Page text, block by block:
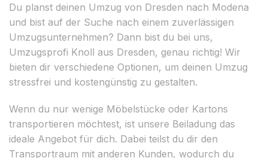
Du planst deinen Umzug von Dresden nach Modena
und bist auf der Suche nach einem zuverlässigen
Umzugsunternehmen? Dann bist du bei uns,
Umzugsprofi Knoll aus Dresden, genau richtig! Wir
bieten dir verschiedene Optionen, um deinen Umzug
stressfrei und kostengünstig zu gestalten.
Wenn du nur wenige Möbelstücke oder Kartons
transportieren möchtest, ist unsere Beiladung das
ideale Angebot für dich. Dabei teilst du dir den
Transportraum mit anderen Kunden, wodurch du